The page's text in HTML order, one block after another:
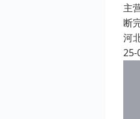
主
断
河
25-